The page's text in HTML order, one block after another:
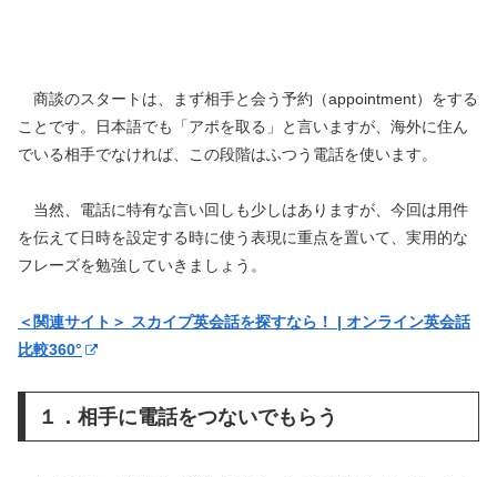
商談のスタートは、まず相手と会う予約（appointment）をする
ことです。日本語でも「アポを取る」と言いますが、海外に住ん
でいる相手でなければ、この段階はふつう電話を使います。
当然、電話に特有な言い回しも少しはありますが、今回は用件
を伝えて日時を設定する時に使う表現に重点を置いて、実用的な
フレーズを勉強していきましょう。
＜関連サイト＞ スカイプ英会話を探すなら！ | オンライン英会話
比較360°
１．相手に電話をつないでもらう